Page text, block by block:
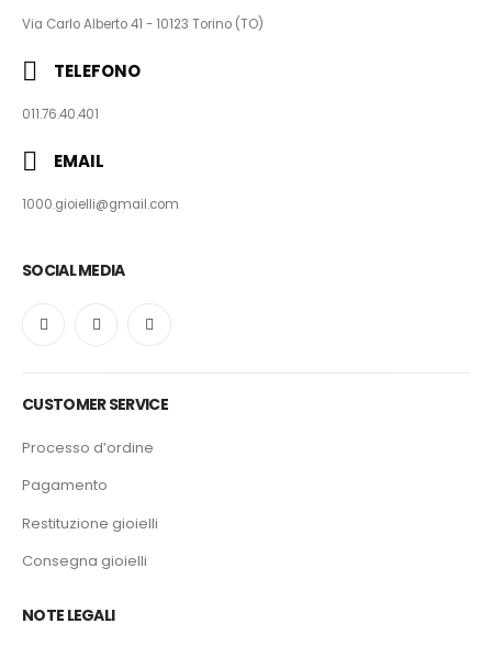
Via Carlo Alberto 41 - 10123 Torino (TO)
TELEFONO
011.76.40.401
EMAIL
1000.gioielli@gmail.com
SOCIAL MEDIA
CUSTOMER SERVICE
Processo d’ordine
Pagamento
Restituzione gioielli
Consegna gioielli
NOTE LEGALI